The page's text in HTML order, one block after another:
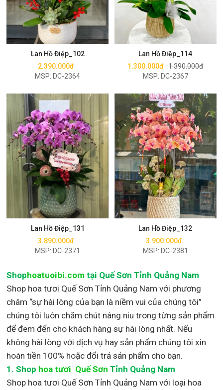
Lan Hồ Điệp_102
2.390.000đ
MSP: DC-2364
Mua ngay
Lan Hồ Điệp_114
1.300.000đ 1.390.000đ
MSP: DC-2367
Mua ngay
Lan Hồ Điệp_131
3.890.000đ
MSP: DC-2371
Mua ngay
Lan Hồ Điệp_132
3.900.000đ
MSP: DC-2381
Mua ngay
Shophoatuoibi.com tại Quế Sơn Tỉnh Quảng Nam
Shop hoa tươi Quế Sơn Tỉnh Quảng Nam với phương
châm “sự hài lòng của bạn là niềm vui của chúng tôi”
chúng tôi luôn chăm chút nâng niu trong từng sản phẩm
để đem đến cho khách hàng sự hài lòng nhất. Nếu
không hài lòng với dịch vụ hay sản phẩm chúng tôi xin
hoàn tiền 100% hoặc đổi trả sản phẩm cho bạn.
1.Shop hoa tươi Quế Sơn Tỉnh Quảng Nam
Shop hoa tươi Quế Sơn Tỉnh Quảng Nam với loại hoa